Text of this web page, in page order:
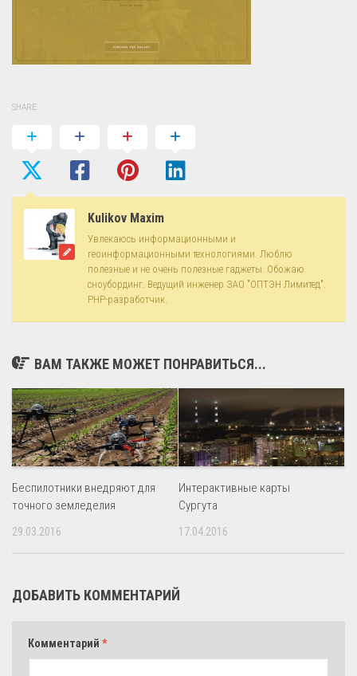
SHARE
Kulikov Maxim
Увлекаюсь информационными и
геоинформационными технологиями. Люблю
полезные и не очень полезные гаджеты. Обожаю
сноубординг. Ведущий инженер ЗАО "ОПТЭН Лимитед".
PHP-разработчик.
ВАМ ТАКЖЕ МОЖЕТ ПОНРАВИТЬСЯ...
Беспилотники внедряют для
точного земледелия
29.03.2016
Интерактивные карты
Сургута
17.04.2016
ДОБАВИТЬ КОММЕНТАРИЙ
Комментарий *